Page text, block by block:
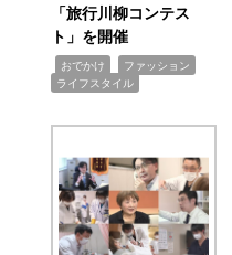
「旅行川柳コンテス
ト」を開催
おでかけ ファッション
ライフスタイル